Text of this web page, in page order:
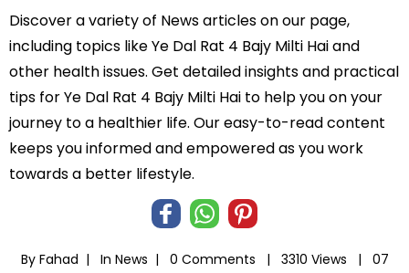
Discover a variety of News articles on our page,
including topics like Ye Dal Rat 4 Bajy Milti Hai and
other health issues. Get detailed insights and practical
tips for Ye Dal Rat 4 Bajy Milti Hai to help you on your
journey to a healthier life. Our easy-to-read content
keeps you informed and empowered as you work
towards a better lifestyle.
By Fahad | In News | 0 Comments | 3310 Views |
07